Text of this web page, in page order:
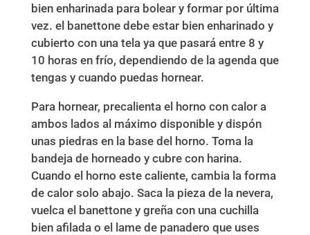
bien enharinada para bolear y formar por última
vez. el banettone debe estar bien enharinado y
cubierto con una tela ya que pasará entre 8 y
10 horas en frío, dependiendo de la agenda que
tengas y cuando puedas hornear.
Para hornear, precalienta el horno con calor a
ambos lados al máximo disponible y dispón
unas piedras en la base del horno. Toma la
bandeja de horneado y cubre con harina.
Cuando el horno este caliente, cambia la forma
de calor solo abajo. Saca la pieza de la nevera,
vuelca el banettone y greña con una cuchilla
bien afilada o el lame de panadero que uses